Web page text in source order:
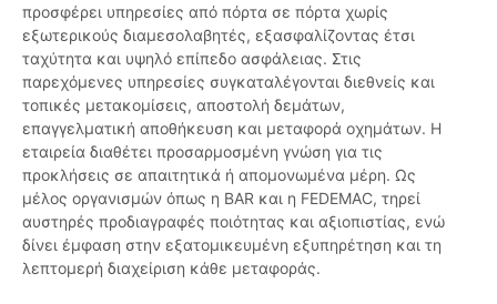
προσφέρει υπηρεσίες από πόρτα σε πόρτα χωρίς
εξωτερικούς διαμεσολαβητές, εξασφαλίζοντας έτσι
ταχύτητα και υψηλό επίπεδο ασφάλειας. Στις
παρεχόμενες υπηρεσίες συγκαταλέγονται διεθνείς και
τοπικές μετακομίσεις, αποστολή δεμάτων,
επαγγελματική αποθήκευση και μεταφορά οχημάτων. Η
εταιρεία διαθέτει προσαρμοσμένη γνώση για τις
προκλήσεις σε απαιτητικά ή απομονωμένα μέρη. Ως
μέλος οργανισμών όπως η BAR και η FEDEMAC, τηρεί
αυστηρές προδιαγραφές ποιότητας και αξιοπιστίας, ενώ
δίνει έμφαση στην εξατομικευμένη εξυπηρέτηση και τη
λεπτομερή διαχείριση κάθε μεταφοράς.